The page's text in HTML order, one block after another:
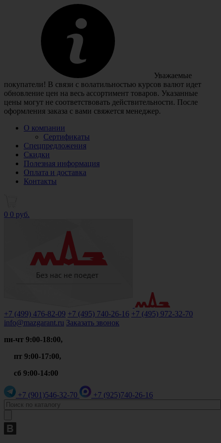
Уважаемые
покупатели! В связи с волатильностью курсов валют идет
обновление цен на весь ассортимент товаров. Указанные
цены могут не соответствовать действительности. После
оформления заказа с вами свяжется менеджер.
О компании
Сертификаты
Спецпредложения
Скидки
Полезная информация
Оплата и доставка
Контакты
0 0 руб.
+7 (499) 476-82-09 +7 (495) 740-26-16 +7 (495) 972-32-70
info@mazgarant.ru Заказать звонок
пн-чт 9:00-18:00,
пт 9:00-17:00,
сб 9:00-14:00
+7 (901)546-32-70 +7 (925)740-26-16